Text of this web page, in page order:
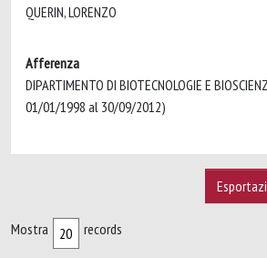
QUERIN, LORENZO
Afferenza
DIPARTIMENTO DI BIOTECNOLOGIE E
01/01/1998 al 30/09/2012)
Mostra records